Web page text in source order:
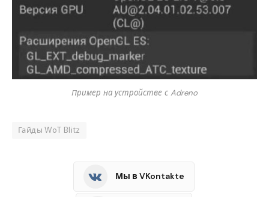
Пример на устройстве с Adreno
Гайды WoT Blitz
Мы в VKontakte